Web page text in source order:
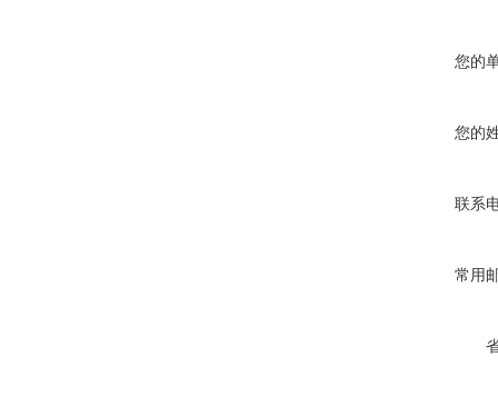
您的
您的
联系
常用